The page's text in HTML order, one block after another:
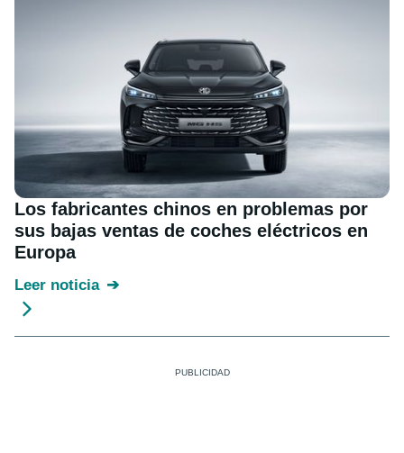
Los fabricantes chinos en problemas por
sus bajas ventas de coches eléctricos en
Europa
Leer noticia